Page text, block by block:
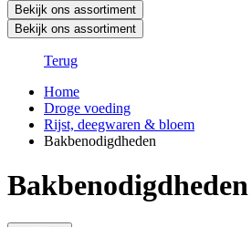
Bekijk ons assortiment
Bekijk ons assortiment
Terug
Home
Droge voeding
Rijst, deegwaren & bloem
Bakbenodigdheden
Bakbenodigdheden